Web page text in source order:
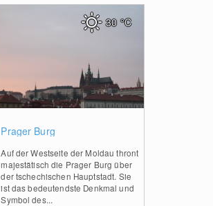
Prager Burg
Auf der Westseite der Moldau thront
majestätisch die Prager Burg über
der tschechischen Hauptstadt. Sie
ist das bedeutendste Denkmal und
Symbol des...
30°C